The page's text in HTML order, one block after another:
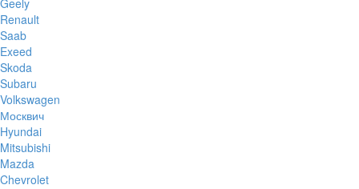
Renault
Saab
Exeed
Skoda
Subaru
Volkswagen
Москвич
Hyundai
Mitsubishi
Mazda
Chevrolet